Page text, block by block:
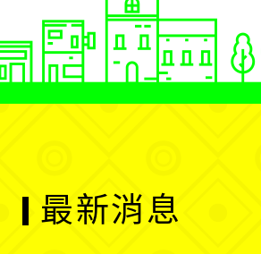
最新消息